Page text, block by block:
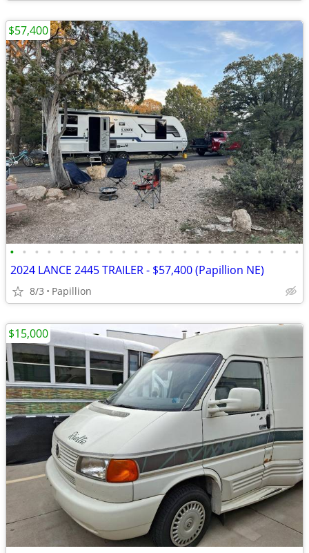
• • • • • • • • • • • • • • • • • • • • • • • •
2024 LANCE 2445 TRAILER - $57,400 (Papillion NE)
8/3 Papillion
$57,400
$15,000